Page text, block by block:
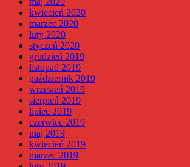
kwiecień 2020
marzec 2020
luty 2020
styczeń 2020
grudzień 2019
listopad 2019
październik 2019
wrzesień 2019
sierpień 2019
lipiec 2019
czerwiec 2019
maj 2019
kwiecień 2019
marzec 2019